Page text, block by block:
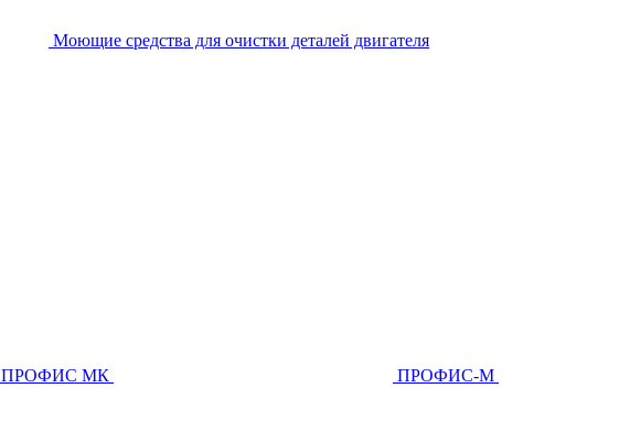
Моющие средства для очистки деталей двигателя
ПРОФИС МК ПРОФИС-М